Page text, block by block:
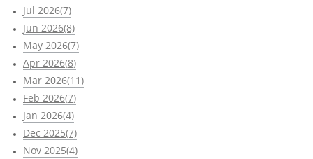
Jul 2026(7)
Jun 2026(8)
May 2026(7)
Apr 2026(8)
Mar 2026(11)
Feb 2026(7)
Jan 2026(4)
Dec 2025(7)
Nov 2025(4)